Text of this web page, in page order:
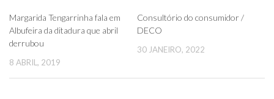
Margarida Tengarrinha fala em
Albufeira da ditadura que abril
derrubou
8 ABRIL, 2019
Consultório do consumidor /
DECO
30 JANEIRO, 2022